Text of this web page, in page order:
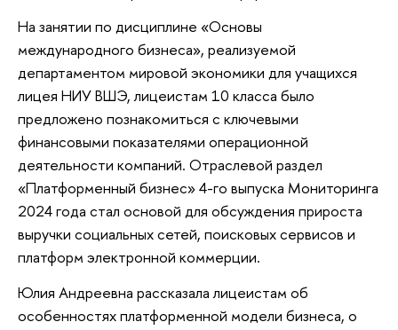
На занятии по дисциплине «Основы
международного бизнеса», реализуемой
департаментом мировой экономики для учащихся
лицея НИУ ВШЭ, лицеистам 10 класса было
предложено познакомиться с ключевыми
финансовыми показателями операционной
деятельности компаний. Отраслевой раздел
«Платформенный бизнес» 4-го выпуска Мониторинга
2024 года стал основой для обсуждения прироста
выручки социальных сетей, поисковых сервисов и
платформ электронной коммерции.
Юлия Андреевна рассказала лицеистам об
особенностях платформенной модели бизнеса, о